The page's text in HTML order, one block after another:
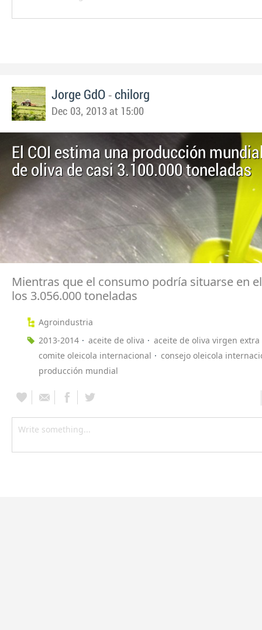
Jorge GdO - chilorg
Dec 03, 2013 at 15:00
El COI estima una producción
de oliva de casi 3.100.000 toneladas
Mientras que el consumo podría situarse en
los 3.056.000 toneladas
Agroindustria
2013-2014
aceite de oliva
aceite de oliva virgen extra
comite oleicola internacional
consejo oleicola
producción mundial